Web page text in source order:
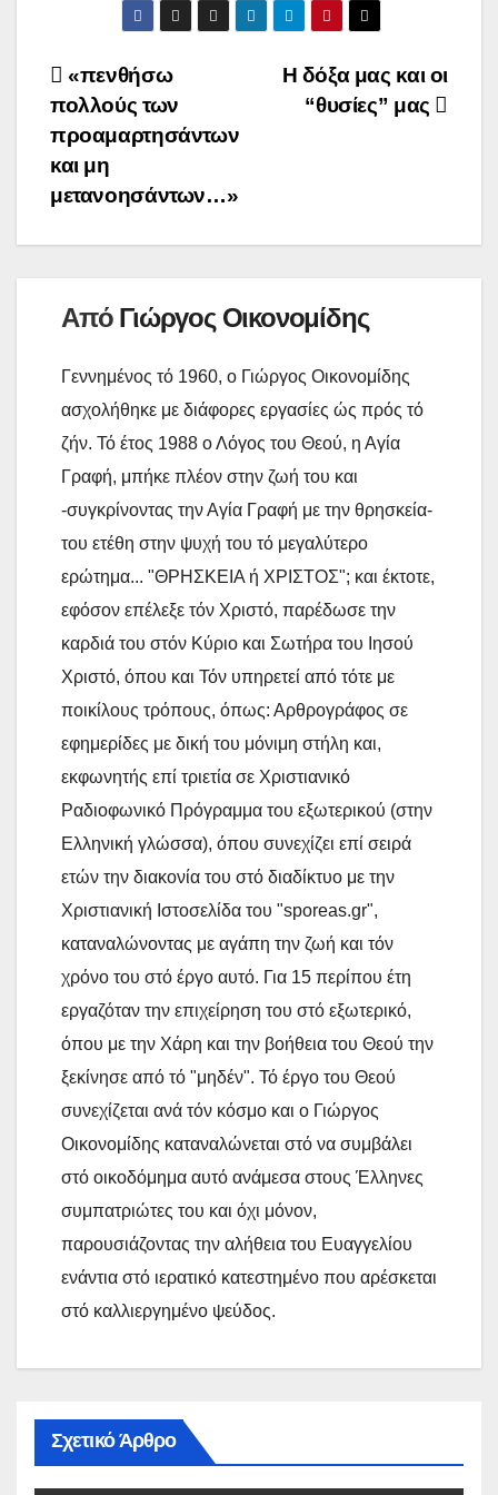
L
i
n
ρ
α
σ
ί
ε
Πλοήγηση
άρθρων
Η δόξα μας και οι
“θυσίες” μας
«πενθήσω
πολλούς των
προαμαρτησάντων
και μη
μετανοησάντων…»
Από Γιώργος Οικονομίδης
Γεννημένος τό 1960, ο Γιώργος Οικονομίδης
ασχολήθηκε με διάφορες εργασίες ώς πρός τό
ζήν. Τό έτος 1988 ο Λόγος του Θεού, η Αγία
Γραφή, μπήκε πλέον στην ζωή του και
-συγκρίνοντας την Αγία Γραφή με την θρησκεία-
του ετέθη στην ψυχή του τό μεγαλύτερο
ερώτημα... "ΘΡΗΣΚΕΙΑ ή ΧΡΙΣΤΟΣ"; και έκτοτε,
εφόσον επέλεξε τόν Χριστό, παρέδωσε την
καρδιά του στόν Κύριο και Σωτήρα του Ιησού
Χριστό, όπου και Τόν υπηρετεί από τότε με
ποικίλους τρόπους, όπως: Αρθρογράφος σε
εφημερίδες με δική του μόνιμη στήλη και,
εκφωνητής επί τριετία σε Χριστιανικό
Ραδιοφωνικό Πρόγραμμα του εξωτερικού (στην
Ελληνική γλώσσα), όπου συνεχίζει επί σειρά
ετών την διακονία του στό διαδίκτυο με την
Χριστιανική Ιστοσελίδα του "sporeas.gr",
καταναλώνοντας με αγάπη την ζωή και τόν
χρόνο του στό έργο αυτό. Για 15 περίπου έτη
εργαζόταν την επιχείρηση του στό εξωτερικό,
όπου με την Χάρη και την βοήθεια του Θεού την
ξεκίνησε από τό "μηδέν". Τό έργο του Θεού
συνεχίζεται ανά τόν κόσμο και ο Γιώργος
Οικονομίδης καταναλώνεται στό να συμβάλει
στό οικοδόμημα αυτό ανάμεσα στους Έλληνες
συμπατριώτες του και όχι μόνον,
παρουσιάζοντας την αλήθεια του Ευαγγελίου
ενάντια στό ιερατικό κατεστημένο που αρέσκεται
στό καλλιεργημένο ψεύδος.
Σχετικό Άρθρο